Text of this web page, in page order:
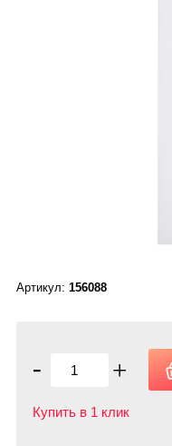
Артикул: 156088
- +
Купить в 1 клик